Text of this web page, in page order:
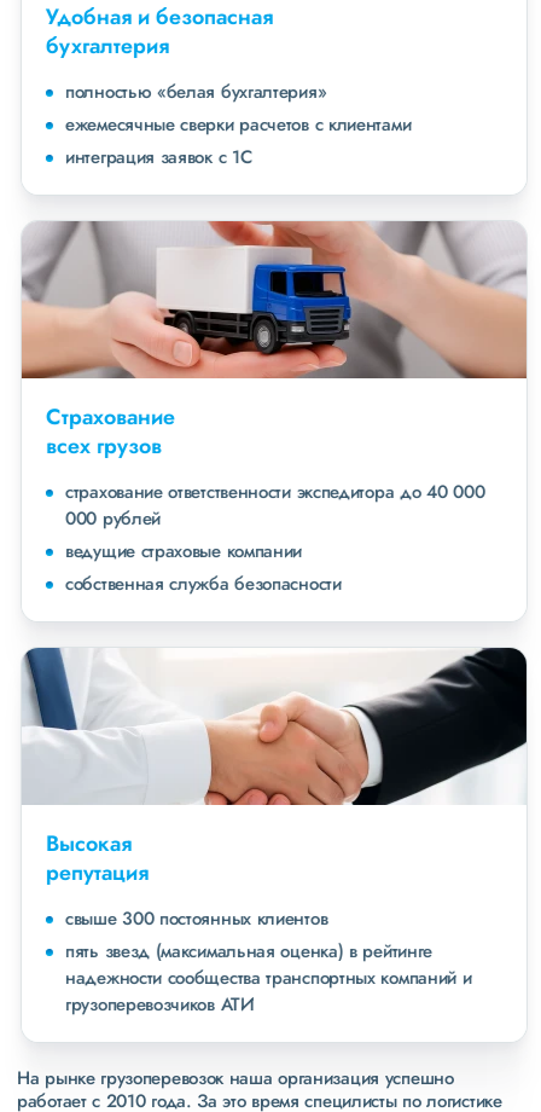
Удобная и безопасная
бухгалтерия
полностью «белая бухгалтерия»
ежемесячные сверки расчетов с клиентами
интеграция заявок с 1С
Страхование
всех грузов
страхование ответственности экспедитора до 40 000
000 рублей
ведущие страховые компании
собственная служба безопасности
Высокая
репутация
свыше 300 постоянных клиентов
пять звезд (максимальная оценка) в рейтинге
надежности сообщества транспортных компаний и
грузоперевозчиков АТИ
На рынке грузоперевозок наша организация успешно
работает с 2010 года. За это время специлисты по логистике